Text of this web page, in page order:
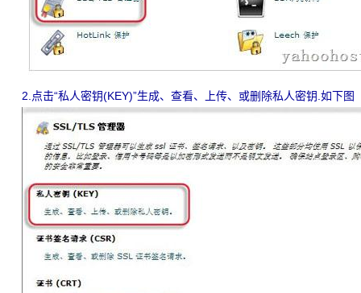
2.点击“私人密钥(KEY)”生成、查看、上传、或删除私人密钥.如下图